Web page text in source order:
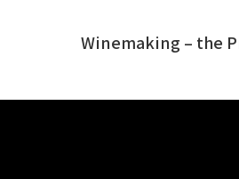
Winemaking – the